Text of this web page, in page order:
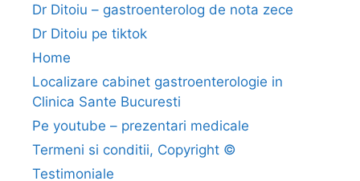
i
e
i
C
Dr Ditoiu – gastroenterolog de nota zece
Dr Ditoiu pe tiktok
Home
Localizare cabinet gastroenterologie in
Clinica Sante Bucuresti
Pe youtube – prezentari medicale
Termeni si conditii, Copyright ©
Testimoniale